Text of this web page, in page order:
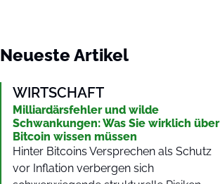
Neueste Artikel
WIRTSCHAFT
Milliardärsfehler und wilde
Schwankungen: Was Sie wirklich über
Bitcoin wissen müssen
Hinter Bitcoins Versprechen als Schutz
vor Inflation verbergen sich